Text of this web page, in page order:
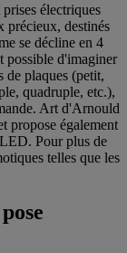
électriques
précieux, destinés
se décline en 4
possible d'imaginer
de plaques (petit,
quadruple, etc.),
Art d'Arnould
propose également
Pour plus de
telles que les